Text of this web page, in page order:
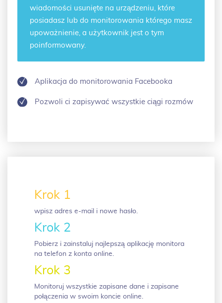
wiadomości usunięte na urządzeniu, które
posiadasz lub do monitorowania którego masz
upoważnienie, a użytkownik jest o tym
poinformowany.
Aplikacja do monitorowania Facebooka
Pozwoli ci zapisywać wszystkie ciągi rozmów
Krok 1
wpisz adres e-mail i nowe hasło.
Krok 2
Pobierz i zainstaluj najlepszą aplikację monitora
na telefon z konta online.
Krok 3
Monitoruj wszystkie zapisane dane i zapisane
połączenia w swoim koncie online.